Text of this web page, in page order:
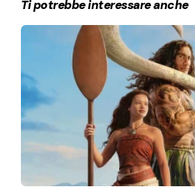
Ti potrebbe interessare anche